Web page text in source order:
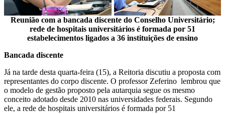
Reunião com a bancada discente do Conselho Universitário;
rede de hospitais universitários é formada por 51
estabelecimentos ligados a 36 instituições de ensino
Bancada discente
Já na tarde desta quarta-feira (15), a Reitoria discutiu a proposta com
representantes do corpo discente. O professor Zeferino lembrou que
o modelo de gestão proposto pela autarquia segue os mesmo
conceito adotado desde 2010 nas universidades federais. Segundo
ele, a rede de hospitais universitários é formada por 51